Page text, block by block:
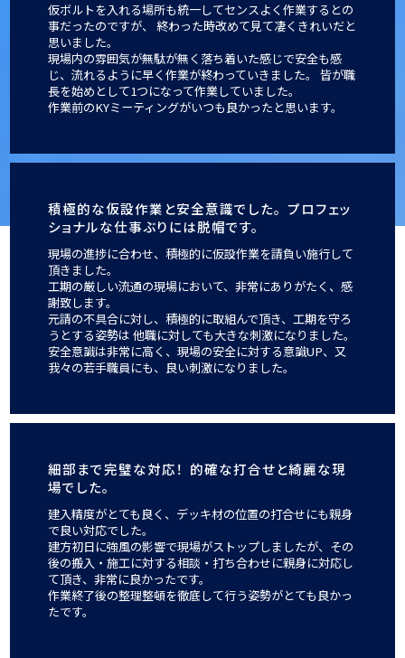
仮ボルトを入れる場所も統一してセンスよく作業するとの
事だったのですが、 終わった時改めて見て凄くきれいだと
思いました。
現場内の雰囲気が無駄が無く落ち着いた感じで安全も感
じ、流れるように早く作業が終わっていきました。
皆が職
長を始めとして1つになって作業していました。
作業前のKYミーティングがいつも良かったと思います。
積極的な仮設作業と安全意識でした。 プロフェッ
ショナルな仕事ぶりには脱帽です。
現場の進捗に合わせ、積極的に仮設作業を請負い施行して
頂きました。
工期の厳しい流通の現場において、非常にありがたく、感
謝致します。
元請の不具合に対し、積極的に取組んで頂き、工期を守ろ
うとする姿勢は 他職に対しても大きな刺激になりました。
安全意識は非常に高く、現場の安全に対する意識UP、又
我々の若手職員にも、良い刺激になりました。
細部まで完璧な対応！ 的確な打合せと綺麗な現
場でした。
建入精度がとても良く、デッキ材の位置の打合せにも親身
で良い対応でした。
建方初日に強風の影響で現場がストップしましたが、その
後の搬入・施工に対する相談・打ち合わせに親身に対応し
て頂き、非常に良かったです。
作業終了後の整理整頓を徹底して行う姿勢がとても良かっ
たです。